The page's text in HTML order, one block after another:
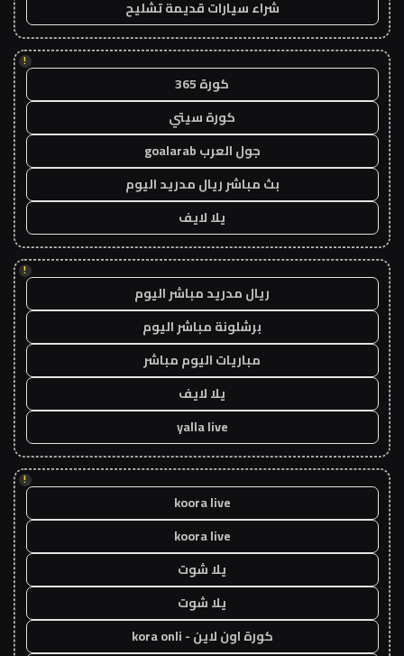
شراء سيارات قديمة تشليح
!
كورة 365
كورة سيتي
جول العرب goalarab
بث مباشر ريال مدريد اليوم
يلا لايف
!
ريال مدريد مباشر اليوم
برشلونة مباشر اليوم
مباريات اليوم مباشر
يلا لايف
yalla live
!
koora live
koora live
يلا شوت
يلا شوت
كورة اون لاين - kora onli